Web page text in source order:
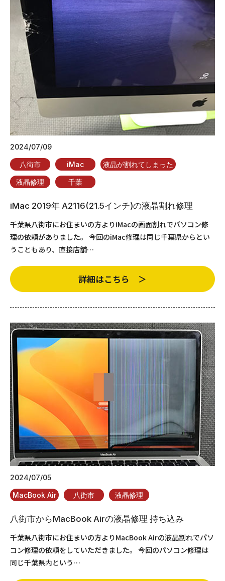
2024/07/09
八街市 iMac 液晶が割れてしまった
液晶修理 千葉
iMac 2019年 A2116(21.5インチ)の液晶割れ修理
千葉県八街市にお住まいの方よりiMacの画面割れでパソコン修
理の依頼がありました。 今回のiMac修理は同じ千葉県からとい
うこともあり、直接店舗…
詳細はこちら ＞
2024/07/05
MacBook Air 八街市 液晶修理
八街市からMacBook Airの液晶修理 持ち込み
千葉県八街市にお住まいの方よりMacBook Airの液晶割れでパソ
コン修理の依頼をしていただきました。 今回のパソコン修理は
同じ千葉県内という…